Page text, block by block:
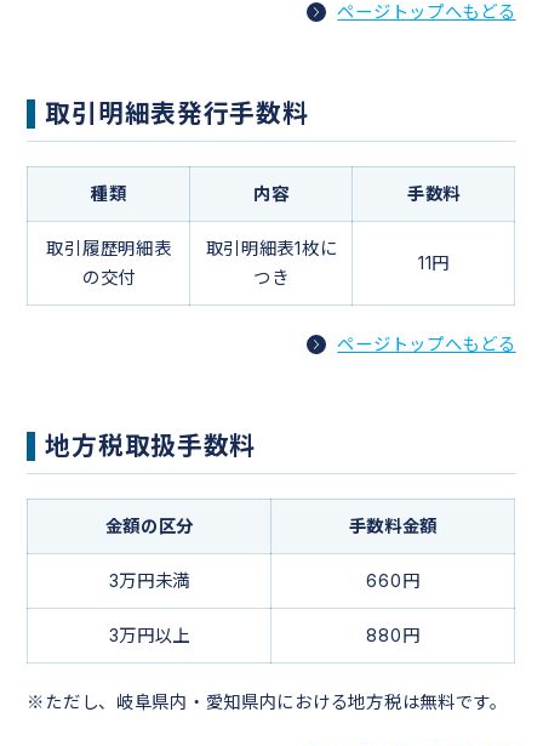
ページトップへもどる
取引明細表発行手数料
種類 内容 手数料
取引履歴明細表
の交付
取引明細表1枚に
つき
11円
ページトップへもどる
地方税取扱手数料
金額の区分 手数料金額
3万円未満 660円
3万円以上 880円
※ただし、岐阜県内・愛知県内における地方税は無料です。